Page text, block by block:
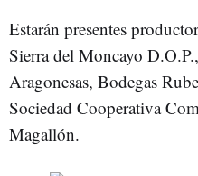
Estarán presentes
Sierra del Moncayo
Aragonesas, Bodegas
Sociedad Cooperativa
Magallón.